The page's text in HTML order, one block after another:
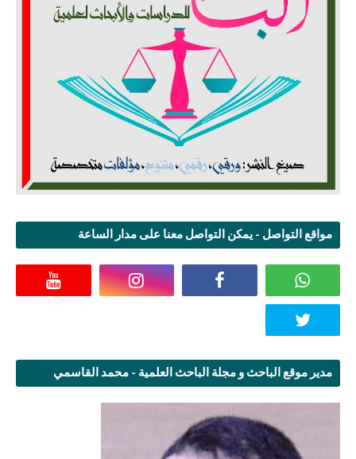
مواقع التواصل - يمكن التواصل معنا على مدار الساعة
مدير موقع الباحث و مجلة الباحث العلمية - محمد القاسمي